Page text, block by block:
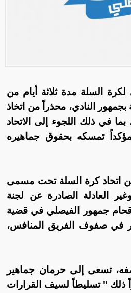
لكرة السلة مدة ثلاثة أيام من
بجمهور النادي، محذراً من اتخاذ
في ذلك اللجوء إلى الاتحاد
تمسكه بحقوق جماهيره
اتحاد كرة السلة تحت مسمى
العادلة الصادرة عن لجنة
إقحام جمهور الفيصلي في قضية
في صفوف الفريق المنافس،
تسعى إلى حرمان جماهير
ذلك " تسليطاً لسيف القرارات